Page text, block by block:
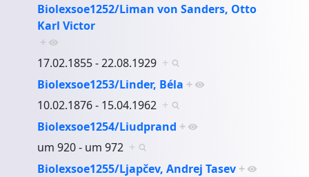
Biolexsoe1252/Liman von Sanders, Otto
Karl Victor
+
17.02.1855 - 22.08.1929 +
Biolexsoe1253/Linder, Béla +
10.02.1876 - 15.04.1962 +
Biolexsoe1254/Liudprand +
um 920 - um 972 +
Biolexsoe1255/Ljapčev, Andrej Tasev +